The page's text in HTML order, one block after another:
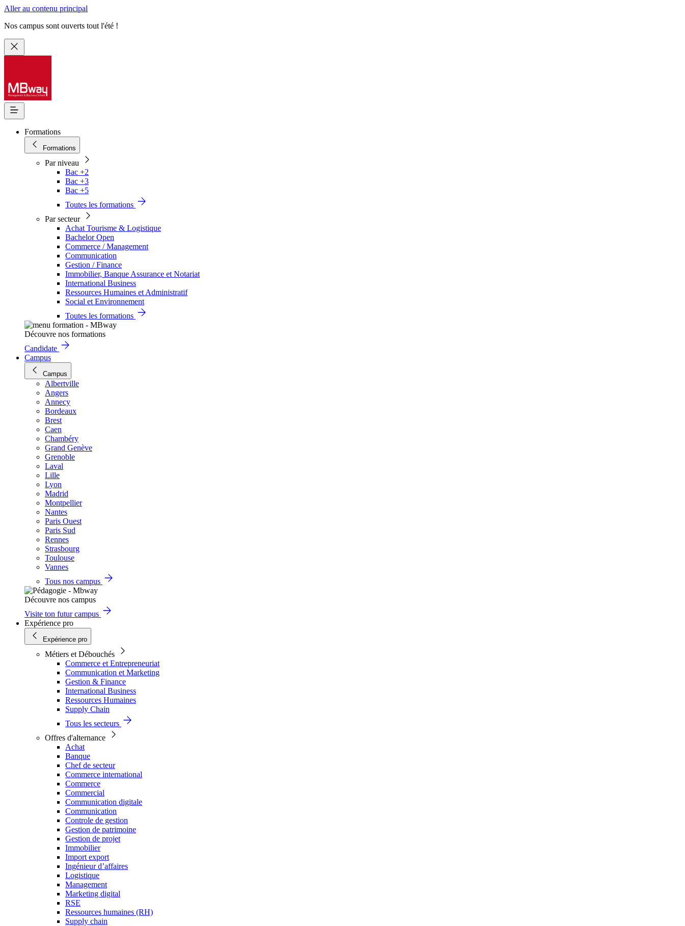
Aller au contenu principal
Nos campus sont ouverts tout l'été !
Formations
Formations
Par niveau
Bac +2
Bac +3
Bac +5
Toutes les formations
Par secteur
Achat Tourisme & Logistique
Bachelor Open
Commerce / Management
Communication
Gestion / Finance
Immobilier, Banque Assurance et Notariat
International Business
Ressources Humaines et Administratif
Social et Environnement
Toutes les formations
Découvre nos formations
Candidate
Campus
Campus
Albertville
Angers
Annecy
Bordeaux
Brest
Caen
Chambéry
Grand Genève
Grenoble
Laval
Lille
Lyon
Madrid
Montpellier
Nantes
Paris Ouest
Paris Sud
Rennes
Strasbourg
Toulouse
Vannes
Tous nos campus
Découvre nos campus
Visite ton futur campus
Expérience pro
Expérience pro
Métiers et Débouchés
Commerce et Entrepreneuriat
Communication et Marketing
Gestion & Finance
International Business
Ressources Humaines
Supply Chain
Tous les secteurs
Offres d'alternance
Achat
Banque
Chef de secteur
Commerce international
Commerce
Commercial
Communication digitale
Communication
Controle de gestion
Gestion de patrimoine
Gestion de projet
Immobilier
Import export
Ingénieur d’affaires
Logistique
Management
Marketing digital
RSE
Ressources humaines (RH)
Supply chain